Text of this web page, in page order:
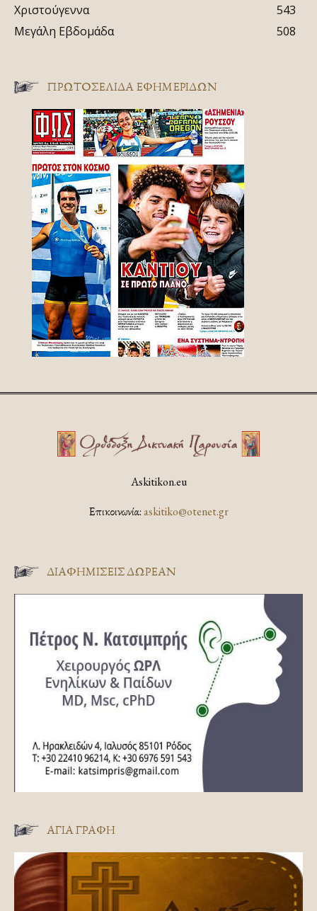
Χριστούγεννα
543
Μεγάλη Εβδομάδα
508
ΠΡΩΤΟΣΈΛΙΔΑ ΕΦΗΜΕΡΊΔΩΝ
Askitikon.eu
Επικοινωνία:askitiko@otenet.gr
ΔΙΑΦΗΜΊΣΕΙΣ ΔΩΡΕΆΝ
ΑΓΊΑ ΓΡΑΦΉ